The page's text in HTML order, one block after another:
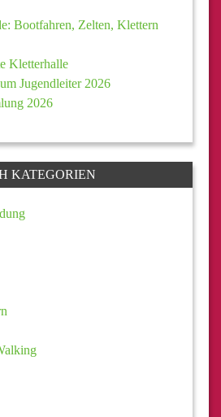
Bootfahren, Zelten, Klettern
Kletterhalle
Jugendleiter 2026
2026
KATEGORIEN